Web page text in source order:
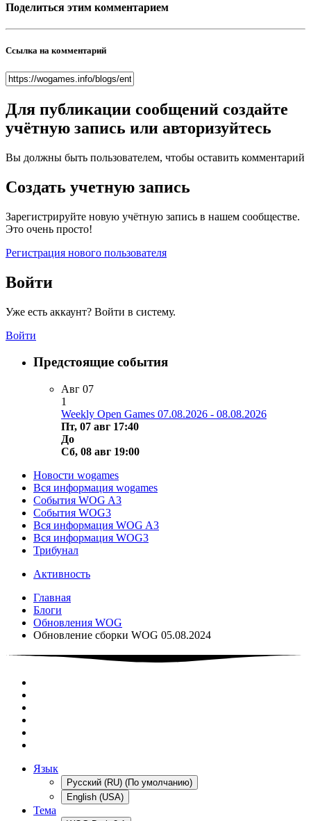
Поделиться этим комментарием
Ссылка на комментарий
Для публикации сообщений создайте
учётную запись или авторизуйтесь
Вы должны быть пользователем, чтобы оставить комментарий
Создать учетную запись
Зарегистрируйте новую учётную запись в нашем сообществе.
Это очень просто!
Регистрация нового пользователя
Войти
Уже есть аккаунт? Войти в систему.
Войти
Предстоящие события
Авг 07
1
Weekly Open Games 07.08.2026 - 08.08.2026
Пт, 07 авг 17:40
До
Сб, 08 авг 19:00
Новости wogames
Вся информация wogames
События WOG A3
События WOG3
Вся информация WOG A3
Вся информация WOG3
Трибунал
Активность
Главная
Блоги
Обновления WOG
Обновление сборки WOG 05.08.2024
Язык
Русский (RU) (По умолчанию)
English (USA)
Тема